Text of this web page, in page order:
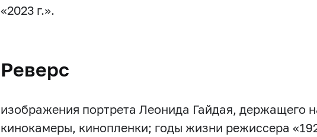
«2023 г.».
Реверс
изображения портрета Леонида Гайдая, держащего
кинокамеры, кинопленки; годы жизни режиссера